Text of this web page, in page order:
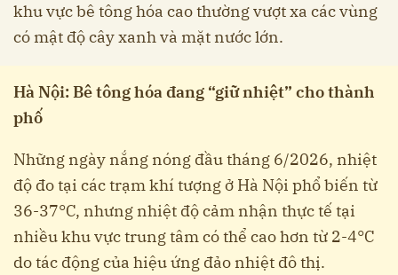
khu vực bê tông hóa cao thường vượt xa các vùng
có mật độ cây xanh và mặt nước lớn.
Hà Nội: Bê tông hóa đang “giữ nhiệt” cho thành
phố
Những ngày nắng nóng đầu tháng 6/2026, nhiệt
độ đo tại các trạm khí tượng ở Hà Nội phổ biến từ
36-37°C, nhưng nhiệt độ cảm nhận thực tế tại
nhiều khu vực trung tâm có thể cao hơn từ 2-4°C
do tác động của hiệu ứng đảo nhiệt đô thị.